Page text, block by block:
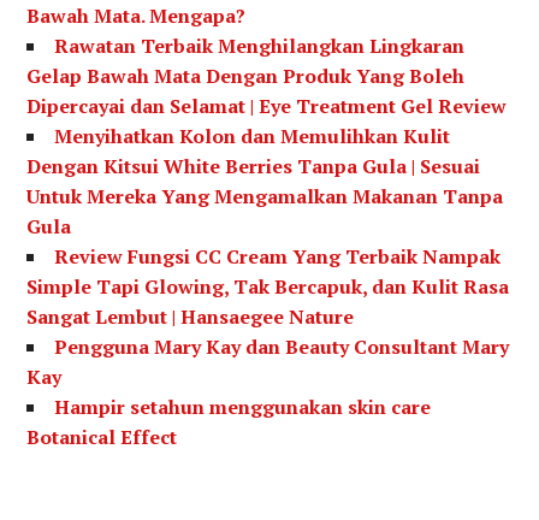
Bawah Mata. Mengapa?
Rawatan Terbaik Menghilangkan Lingkaran
Gelap Bawah Mata Dengan Produk Yang Boleh
Dipercayai dan Selamat | Eye Treatment Gel Review
Menyihatkan Kolon dan Memulihkan Kulit
Dengan Kitsui White Berries Tanpa Gula | Sesuai
Untuk Mereka Yang Mengamalkan Makanan Tanpa
Gula
Review Fungsi CC Cream Yang Terbaik Nampak
Simple Tapi Glowing, Tak Bercapuk, dan Kulit Rasa
Sangat Lembut | Hansaegee Nature
Pengguna Mary Kay dan Beauty Consultant Mary
Kay
Hampir setahun menggunakan skin care
Botanical Effect